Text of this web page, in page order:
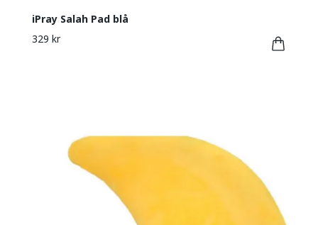
iPray Salah Pad blå
329 kr